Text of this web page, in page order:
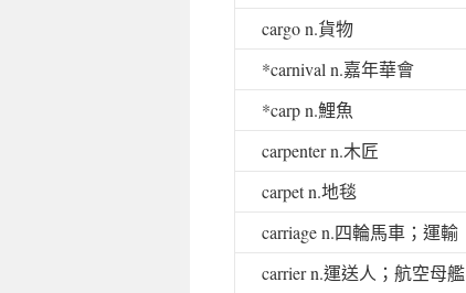
cargo n.貨物
*carnival n.嘉年華會
*carp n.鯉魚
carpenter n.木匠
carpet n.地毯
carriage n.四輪馬車；運輸
carrier n.運送人；航空母艦